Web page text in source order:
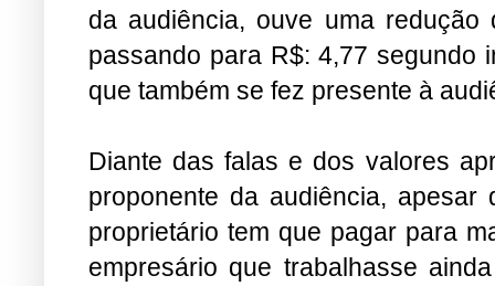
da audiência, ouve uma
passando para R$: 4,77 segundo
que também se fez presente à
Diante das falas e dos valores
proponente da audiência,
proprietário tem que pagar para
empresário que trabalhasse